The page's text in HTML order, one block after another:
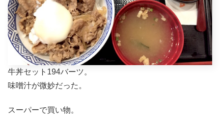
牛丼セット194バーツ。
味噌汁が微妙だった。
スーパーで買い物。